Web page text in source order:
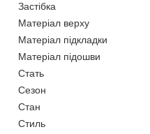
Застібка
Матеріал верху
Матеріал підкладки
Матеріал підошви
Стать
Сезон
Стан
Стиль